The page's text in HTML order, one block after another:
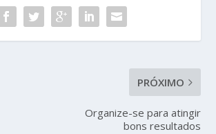
PRÓXIMO
Organize-se para atingir
bons resultados